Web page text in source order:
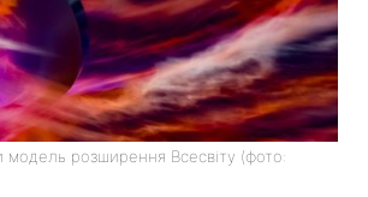
модель розширення Всесвіту (фото: